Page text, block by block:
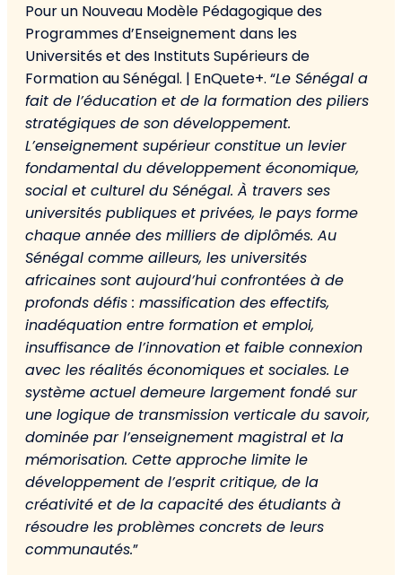
Pour un Nouveau Modèle Pédagogique des
Programmes d’Enseignement dans les
Universités et des Instituts Supérieurs de
Formation au Sénégal. | EnQuete+. “Le Sénégal a
fait de l’éducation et de la formation des piliers
stratégiques de son développement.
L’enseignement supérieur constitue un levier
fondamental du développement économique,
social et culturel du Sénégal. À travers ses
universités publiques et privées, le pays forme
chaque année des milliers de diplômés. Au
Sénégal comme ailleurs, les universités
africaines sont aujourd’hui confrontées à de
profonds défis : massification des effectifs,
inadéquation entre formation et emploi,
insuffisance de l’innovation et faible connexion
avec les réalités économiques et sociales. Le
système actuel demeure largement fondé sur
une logique de transmission verticale du savoir,
dominée par l’enseignement magistral et la
mémorisation. Cette approche limite le
développement de l’esprit critique, de la
créativité et de la capacité des étudiants à
résoudre les problèmes concrets de leurs
communautés.”